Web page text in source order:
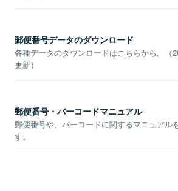
郵便番号データのダウンロード
各種データのダウンロードはこちらから。（
更新）
郵便番号・バーコードマニュアル
郵便番号や、バーコードに関するマニュアル
す。